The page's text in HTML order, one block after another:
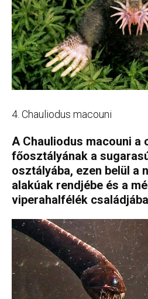
4. Chauliodus macouni
A Chauliodus macouni a
főosztályának a
osztályába, ezen belül a
alakúak rendjébe és a
viperahalfélék